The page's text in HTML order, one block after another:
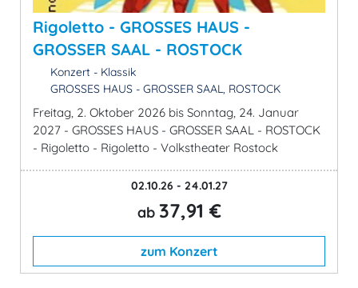
Rigoletto - GROSSES HAUS -
GROSSER SAAL - ROSTOCK
Konzert - Klassik
GROSSES HAUS - GROSSER SAAL, ROSTOCK
Freitag, 2. Oktober 2026 bis Sonntag, 24. Januar
2027 - GROSSES HAUS - GROSSER SAAL - ROSTOCK
- Rigoletto - Rigoletto - Volkstheater Rostock
02.10.26 - 24.01.27
ab 37,91 €
zum Konzert